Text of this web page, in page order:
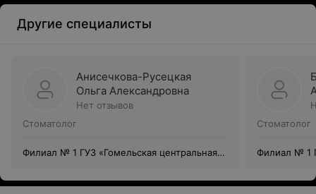
Другие специалисты
Анисечкова-Русецкая
Ольга Александровна
Нет отзывов
Стоматолог
Филиал № 1 ГУЗ «Гомельская центральная
Стоматолог
Филиал № 1